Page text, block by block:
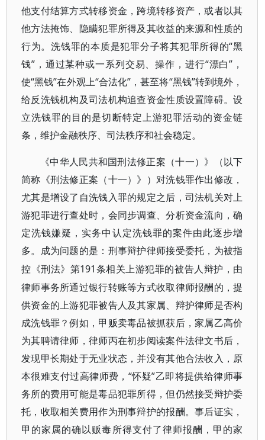
他支付结算方式转移资金，跨境转移资产，或者以其
他方法掩饰、隐瞒犯罪所得及其收益的来源和性质的
行为。洗钱罪的本质是犯罪分子将其犯罪所得的“黑
钱”，通过某种或一系列交易、操作，进行“漂白”，
使“黑钱”在外观上“合法化”，甚至将“黑钱”转到境外，
给反洗钱机构及司法机构追查资金性质设置障碍。设
立洗钱罪的目的是切断特定上游犯罪活动的资金链
条，维护金融秩序、司法秩序和社会稳定。
《中华人民共和国刑法修正案（十一）》（以下
简称《刑法修正案（十一）》）对洗钱罪作出修改，
尤其是增设了自洗钱入罪的规定之后，司法机关对上
游犯罪进行查处时，会同步调查、分析资金流向，确
定洗钱嫌疑，实务中认定洗钱罪的案件由此逐步增
多。成为问题的是：刑事辩护律师接受委托，为被指
控《刑法》第191条相关上游犯罪的被告人辩护，由
律师事务所通过银行转账等方式收取律师报酬的，提
供资金的上游犯罪被告人及其家属、辩护律师是否构
成洗钱罪？例如，甲贩卖毒品被抓获后，家属乙高价
为其聘请律师，律师丙在初步阅读案件法律文书后，
发现甲长期处于无业状态，并没有其他合法收入，原
本很难支付过高律师费，“怀疑”乙即将提供给律师事
务所的费用可能是毒品犯罪所得，但仍然接受辩护委
托，收取相关费用作为刑事辩护的报酬。事后证实，
甲的家属的确以贩毒所得支付了律师报酬，甲的家